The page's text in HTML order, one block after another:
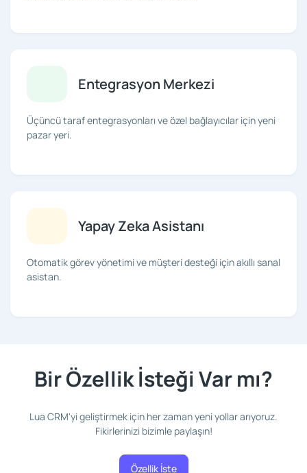
Entegrasyon Merkezi
Üçüncü taraf entegrasyonları ve özel bağlayıcılar için yeni
pazar yeri.
Yapay Zeka Asistanı
Otomatik görev yönetimi ve müşteri desteği için akıllı sanal
asistan.
Bir Özellik İsteği Var mı?
Lua CRM'yi geliştirmek için her zaman yeni yollar arıyoruz.
Fikirlerinizi bizimle paylaşın!
Özellik İste